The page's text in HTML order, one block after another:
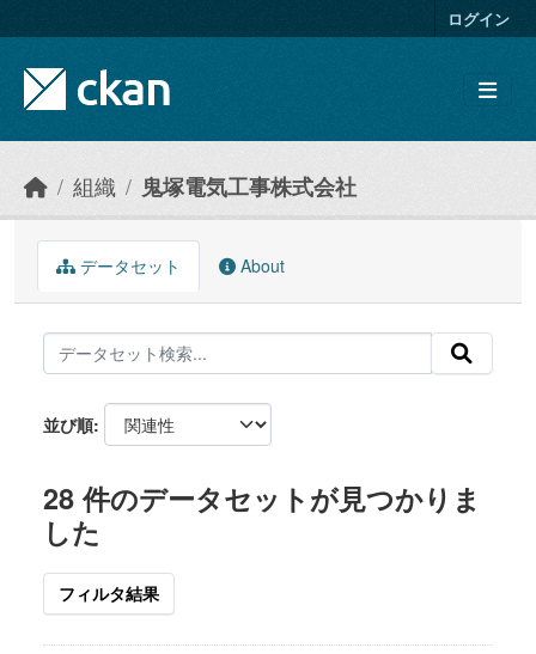
ログイン
組織 鬼塚電気工事株式会社
データセット About
並び順
28 件のデータセットが見つかりま
した
フィルタ結果